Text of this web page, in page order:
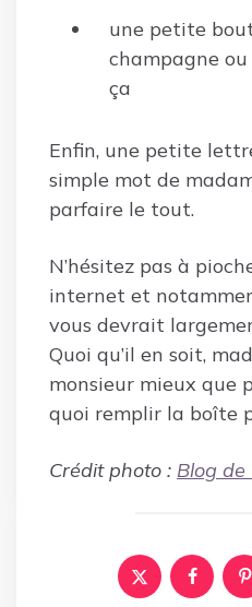
une petite
champagne
ça
Enfin, une petite
simple mot de
parfaire le tout.
N’hésitez pas à
internet et
vous devrait
Quoi qu’il en soit,
monsieur mieux que
quoi remplir la boîte
Crédit photo : Blog de